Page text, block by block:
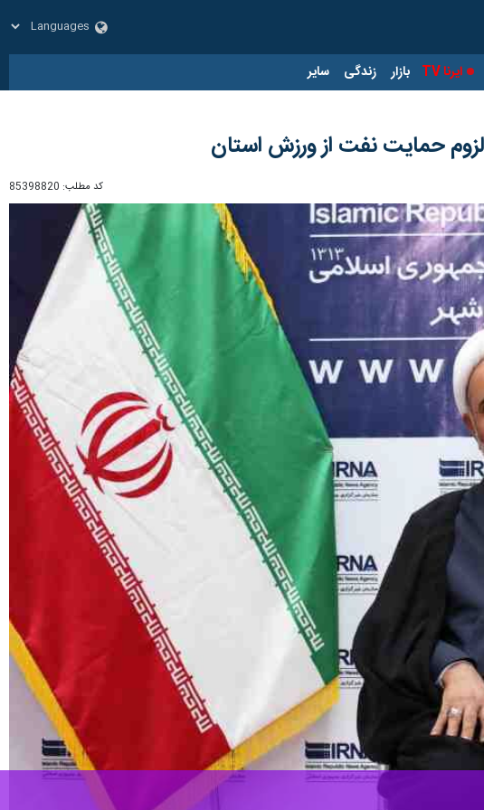
ایرنا TV بازار زندگی سایر
کد مطلب: 85398820